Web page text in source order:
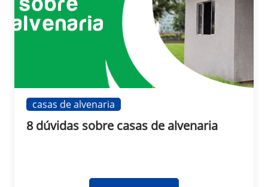
casas de alvenaria
8 dúvidas sobre casas de alvenaria